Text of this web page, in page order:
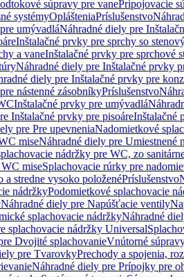
súpravy pre vanePripojovacie
systémyOplášteniaPríslušenstvo
umývadláNáhradné diely pre
Inštalačné prvky pre sprchy so
a vaneInštalačné prvky pre sprchové
Náhradné diely pre Inštalačné prvky
diely pre Inštalačné prvky pre
nástenné zásobníkyPríslušenstvo
Inštalačné prvky pre umývadlá
Inštalačné prvky pre pisoáreInštalačné
pre Pre upevneniaNadomietkové
miseNáhradné diely pre Umiestnené
nádržky pre WC, zo
miseSplachovacie rúrky pre
a stredne vysoko položenéPríslušenstvo
nádržkyPodomietkové splachovacie
Náhradné diely pre Napúšťacie ventily
splachovacie nádržkyNáhradné
splachovacie nádržky Universal
Dvojité splachovanieVnútorné
pre TvarovkyPrechody a spojenia,
Náhradné diely pre Prípojky pre